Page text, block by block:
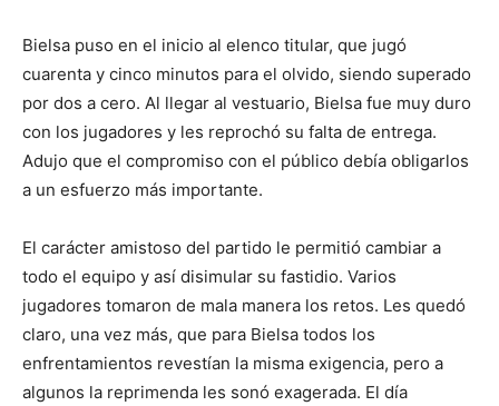
Bielsa puso en el inicio al elenco titular, que jugó
cuarenta y cinco minutos para el olvido, siendo superado
por dos a cero. Al llegar al vestuario, Bielsa fue muy duro
con los jugadores y les reprochó su falta de entrega.
Adujo que el compromiso con el público debía obligarlos
a un esfuerzo más importante.
El carácter amistoso del partido le permitió cambiar a
todo el equipo y así disimular su fastidio. Varios
jugadores tomaron de mala manera los retos. Les quedó
claro, una vez más, que para Bielsa todos los
enfrentamientos revestían la misma exigencia, pero a
algunos la reprimenda les sonó exagerada. El día